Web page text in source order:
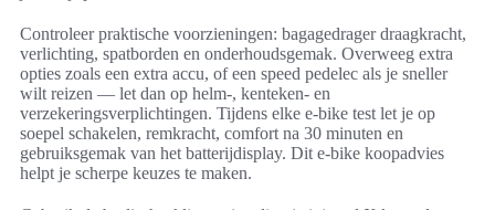
Controleer praktische voorzieningen: bagagedrager draagkracht,
verlichting, spatborden en onderhoudsgemak. Overweeg extra
opties zoals een extra accu, of een speed pedelec als je sneller
wilt reizen — let dan op helm-, kenteken- en
verzekeringsverplichtingen. Tijdens elke e-bike test let je op
soepel schakelen, remkracht, comfort na 30 minuten en
gebruiksgemak van het batterijdisplay. Dit e-bike koopadvies
helpt je scherpe keuzes te maken.